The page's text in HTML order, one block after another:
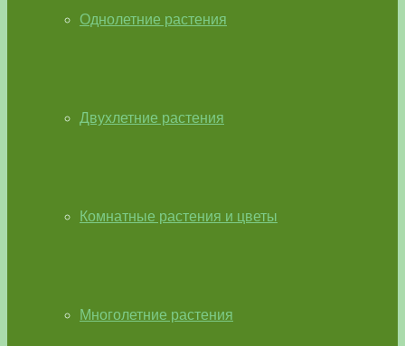
Однолетние растения
Двухлетние растения
Комнатные растения и цветы
Многолетние растения